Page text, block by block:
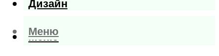
Дизайн
Меню
Меню